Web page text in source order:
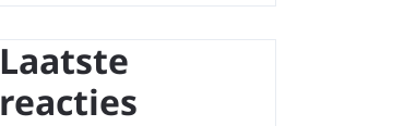
Laatste
reacties